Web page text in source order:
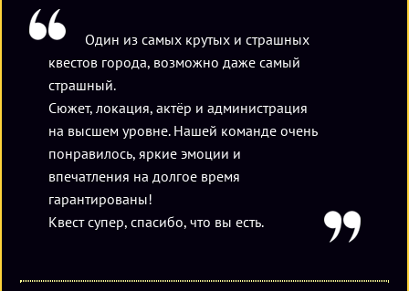
Один из самых крутых и страшных
квестов города, возможно даже самый
страшный.
Сюжет, локация, актёр и администрация
на высшем уровне. Нашей команде очень
понравилось, яркие эмоции и
впечатления на долгое время
гарантированы!
Квест супер, спасибо, что вы есть.